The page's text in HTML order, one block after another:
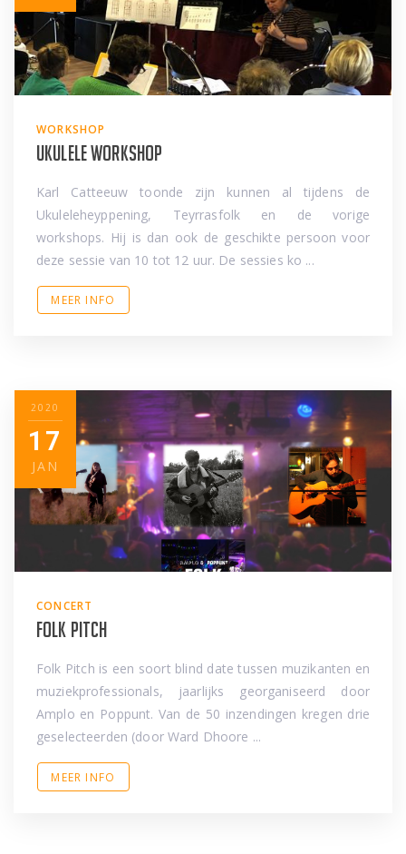
WORKSHOP
Ukulele workshop
Karl Catteeuw toonde zijn kunnen al tijdens de
Ukuleleheyppening, Teyrrasfolk en de vorige
workshops. Hij is dan ook de geschikte persoon voor
deze sessie van 10 tot 12 uur. De sessies ko ...
MEER INFO
2020
17
JAN
CONCERT
Folk Pitch
Folk Pitch is een soort blind date tussen muzikanten en
muziekprofessionals, jaarlijks georganiseerd door
Amplo en Poppunt. Van de 50 inzendingen kregen drie
geselecteerden (door Ward Dhoore ...
MEER INFO